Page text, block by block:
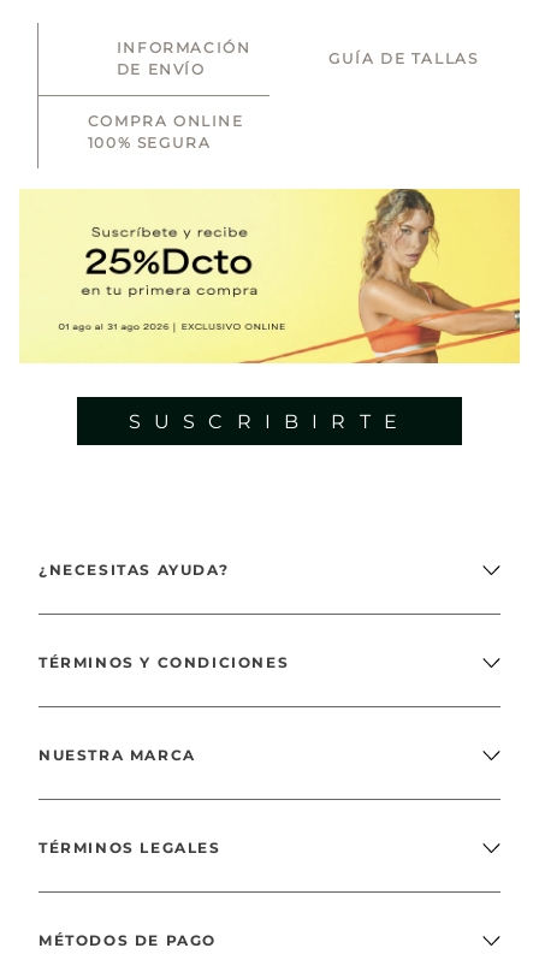
INFORMACIÓN
DE ENVÍO
GUÍA DE TALLAS
COMPRA ONLINE
100% SEGURA
SUSCRIBIRTE
¿NECESITAS AYUDA?
TÉRMINOS Y CONDICIONES
NUESTRA MARCA
TÉRMINOS LEGALES
MÉTODOS DE PAGO